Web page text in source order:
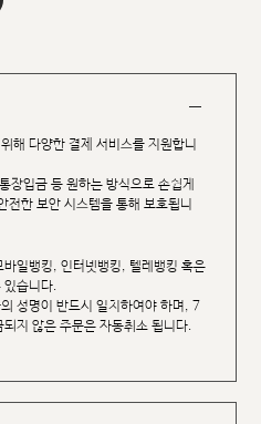
해 다양한 결제 서비스를 지원합니
장입금 등 원하는 방식으로 손쉽게
전한 보안 시스템을 통해 보호됩니
일뱅킹, 인터넷뱅킹, 텔레뱅킹 혹은
있습니다.
성명이 반드시 일치하여야 하며, 7
지 않은 주문은 자동취소 됩니다.